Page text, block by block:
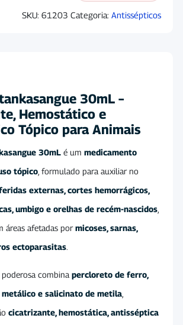
SKU: 61203 Categoria: Antissépticos
30mL –
Hemostático e
Tópico para Animais
30mL é um medicamento
tópico , formulado para auxiliar no
externas, cortes hemorrágicos,
umbigo e orelhas de recém-nascidos
áreas afetadas pormicoses, sarnas,
ectoparasitas.
combina percloreto de ferro,
e salicinato de metila
cicatrizante, hemostática, antisséptica